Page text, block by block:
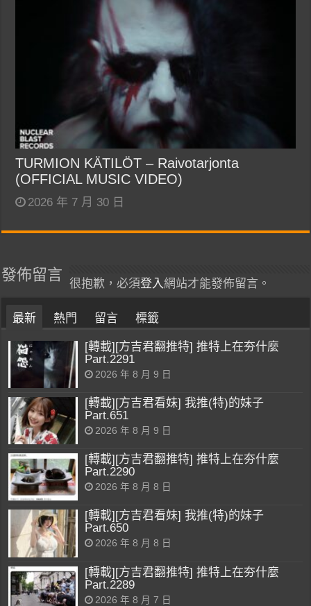
TURMION KÄTILÖT – Raivotarjonta
(OFFICIAL MUSIC VIDEO)
2026 年 7 月 30 日
發佈留言
很抱歉，必須登入網站才能發佈留言。
最新 熱門 留言 標籤
[轉載][方吉君翻推特] 推特上在夯什麼
Part.2291
2026 年 8 月 9 日
[轉載][方吉君看妹] 我推(特)的妹子
Part.651
2026 年 8 月 9 日
[轉載][方吉君翻推特] 推特上在夯什麼
Part.2290
2026 年 8 月 8 日
[轉載][方吉君看妹] 我推(特)的妹子
Part.650
2026 年 8 月 8 日
[轉載][方吉君翻推特] 推特上在夯什麼
Part.2289
2026 年 8 月 7 日